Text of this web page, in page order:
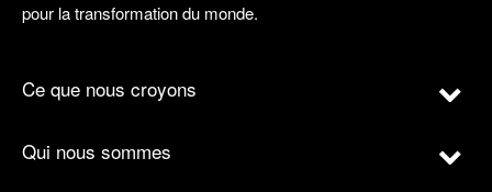
pour la transformation du monde.
Ce que nous croyons
Qui nous sommes